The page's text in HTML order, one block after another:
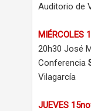
Auditorio de
MIÉRCOLES
20h30 José
Conferencia
Vilagarcía
JUEVES